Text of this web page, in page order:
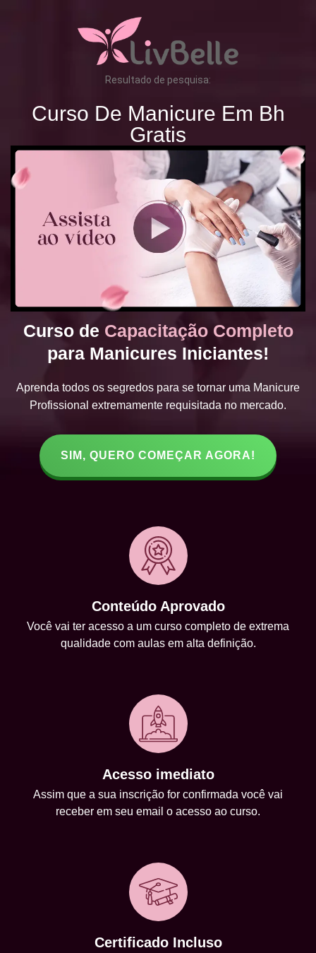
Resultado de pesquisa:
Curso De Manicure Em Bh
Gratis
Curso de Capacitação Completo
para Manicures Iniciantes!
Aprenda todos os segredos para se tornar uma Manicure
Profissional extremamente requisitada no mercado.
SIM, QUERO COMEÇAR AGORA!
Conteúdo Aprovado
Você vai ter acesso a um curso completo de extrema
qualidade com aulas em alta definição.
Acesso imediato
Assim que a sua inscrição for confirmada você vai
receber em seu email o acesso ao curso.
Certificado Incluso